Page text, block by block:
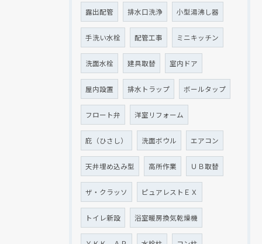
露出配管 排水口洗浄 小型湯沸し器
手洗い水栓 配管工事 ミニキッチン
洗面水栓 建具取替 室内ドア
屋内設置 排水トラップ ボールタップ
フロート弁 洋室リフォーム
庇（ひさし） 洗面ボウル エアコン
天井埋め込み型 高所作業 ＵＢ取替
ザ・クラッソ ピュアレストＥＸ
トイレ新設 浴室暖房換気乾燥機